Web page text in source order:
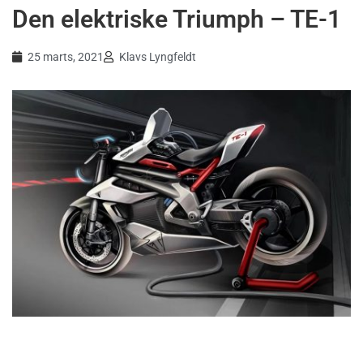
Den elektriske Triumph – TE-1
25 marts, 2021 Klavs Lyngfeldt